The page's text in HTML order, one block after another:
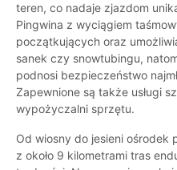
teren, co nadaje zjazdom
Pingwina z wyciągiem
początkujących oraz
sanek czy snowtubingu,
podnosi bezpieczeństwo
Zapewnione są także usługi
wypożyczalni sprzętu.
Od wiosny do jesieni ośrodek
z około 9 kilometrami tras